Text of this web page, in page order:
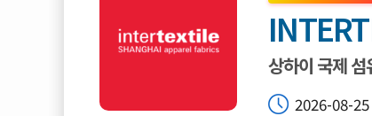
상하이 국제 섬
2026-08-